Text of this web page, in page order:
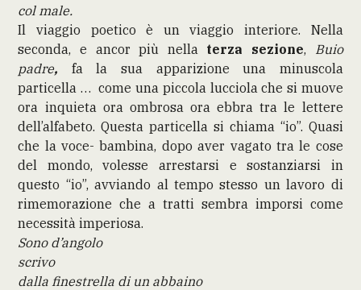
col male.
Il viaggio poetico è un viaggio interiore. Nella
seconda, e ancor più nella terza sezione,
Buio
padre, fa la sua apparizione una minuscola
particella … come una piccola lucciola che si muove
ora inquieta ora ombrosa ora ebbra tra le lettere
dell’alfabeto. Questa particella si chiama “io”. Quasi
che la voce- bambina, dopo aver vagato tra le cose
del mondo, volesse arrestarsi e sostanziarsi in
questo “io”, avviando al tempo stesso un lavoro di
rimemorazione che a tratti sembra imporsi come
necessità imperiosa.
Sono d’angolo
scrivo
dalla finestrella di un abbaino